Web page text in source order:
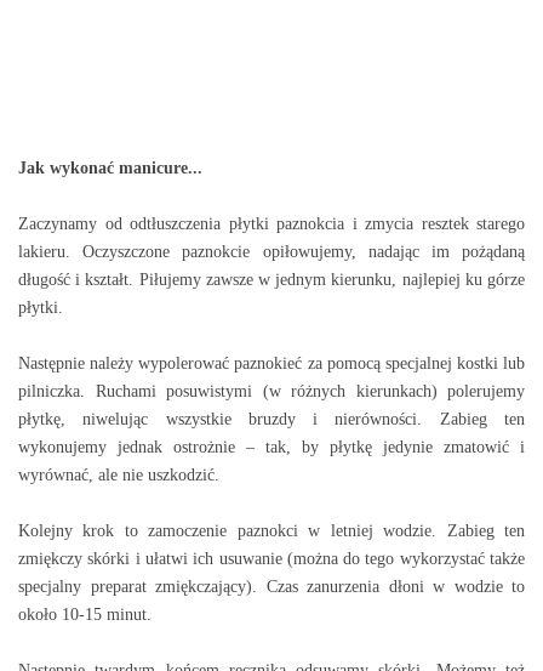
Jak wykonać manicure...
Zaczynamy od odtłuszczenia płytki paznokcia i zmycia resztek starego
lakieru. Oczyszczone paznokcie opiłowujemy, nadając im pożądaną
długość i kształt. Piłujemy zawsze w jednym kierunku, najlepiej ku górze
płytki.
Następnie należy wypolerować paznokieć za pomocą specjalnej kostki lub
pilniczka. Ruchami posuwistymi (w różnych kierunkach) polerujemy
płytkę, niwelując wszystkie bruzdy i nierówności. Zabieg ten
wykonujemy jednak ostrożnie – tak, by płytkę jedynie zmatowić i
wyrównać, ale nie uszkodzić.
Kolejny krok to zamoczenie paznokci w letniej wodzie. Zabieg ten
zmiękczy skórki i ułatwi ich usuwanie (można do tego wykorzystać także
specjalny preparat zmiękczający). Czas zanurzenia dłoni w wodzie to
około 10-15 minut.